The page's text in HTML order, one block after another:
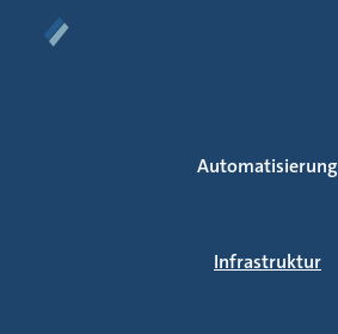
Automatisierung
Infrastruktur